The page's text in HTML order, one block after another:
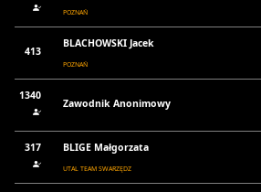
POZNAŃ
413
BLACHOWSKI Jacek
POZNAŃ
1340
Zawodnik Anonimowy
317 BLIGE Małgorzata
UTAL TEAM SWARZĘDZ